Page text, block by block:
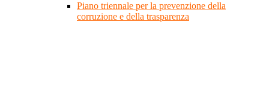
Piano triennale per la prevenzione della
corruzione e della trasparenza